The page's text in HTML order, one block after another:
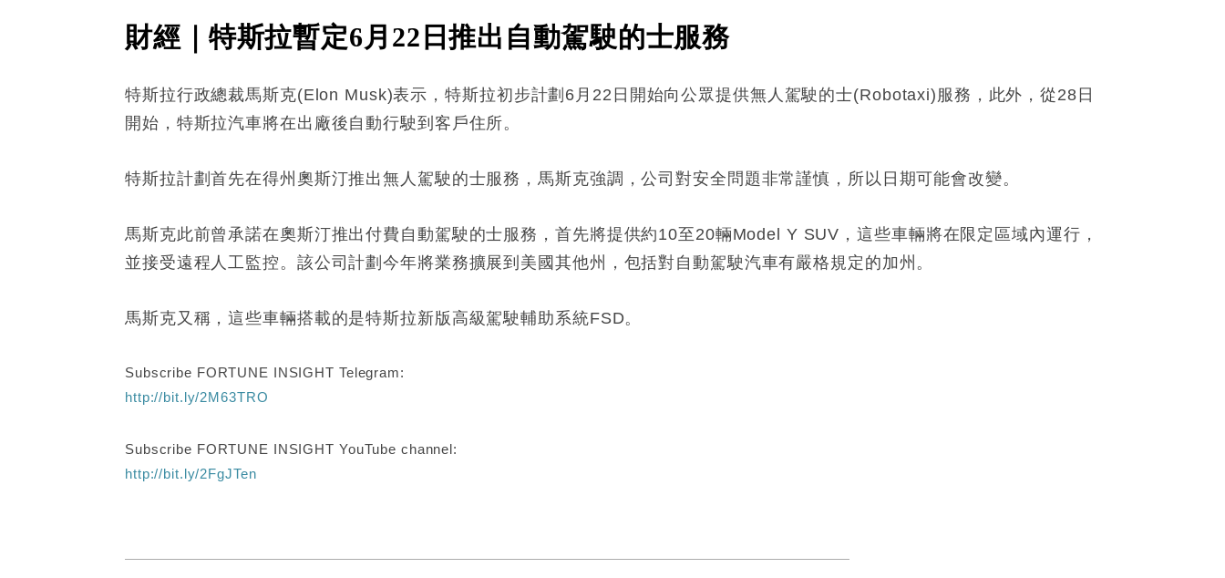
財經｜特斯拉暫定6月22日推出自動駕駛的士服務
特斯拉行政總裁馬斯克(Elon Musk)表示，特斯拉初步計劃6月22日開始向公眾提供無人駕駛的士(Robotaxi)服務，此外，從28日
開始，特斯拉汽車將在出廠後自動行駛到客戶住所。
特斯拉計劃首先在得州奧斯汀推出無人駕駛的士服務，馬斯克強調，公司對安全問題非常謹慎，所以日期可能會改變。
馬斯克此前曾承諾在奧斯汀推出付費自動駕駛的士服務，首先將提供約10至20輛Model Y SUV，這些車輛將在限定區域內運行，
並接受遠程人工監控。該公司計劃今年將業務擴展到美國其他州，包括對自動駕駛汽車有嚴格規定的加州。
馬斯克又稱，這些車輛搭載的是特斯拉新版高級駕駛輔助系統FSD。
Subscribe FORTUNE INSIGHT Telegram:
http://bit.ly/2M63TRO
Subscribe FORTUNE INSIGHT YouTube channel:
http://bit.ly/2FgJTen